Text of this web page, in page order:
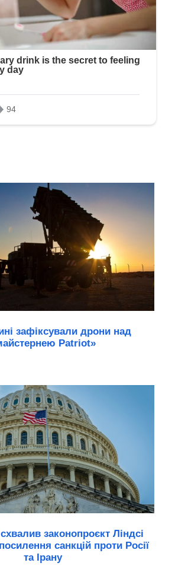
зафіксували дрони над
Patriot»
законопроєкт Ліндсі
санкцій проти Росії
та Ірану